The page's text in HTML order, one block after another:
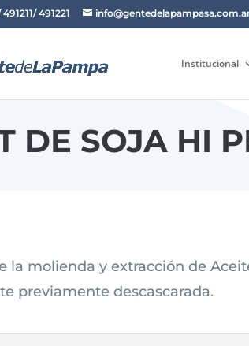
491221
Institucional
DE SOJA HI
la molienda y extracción de
previamente descascarada.